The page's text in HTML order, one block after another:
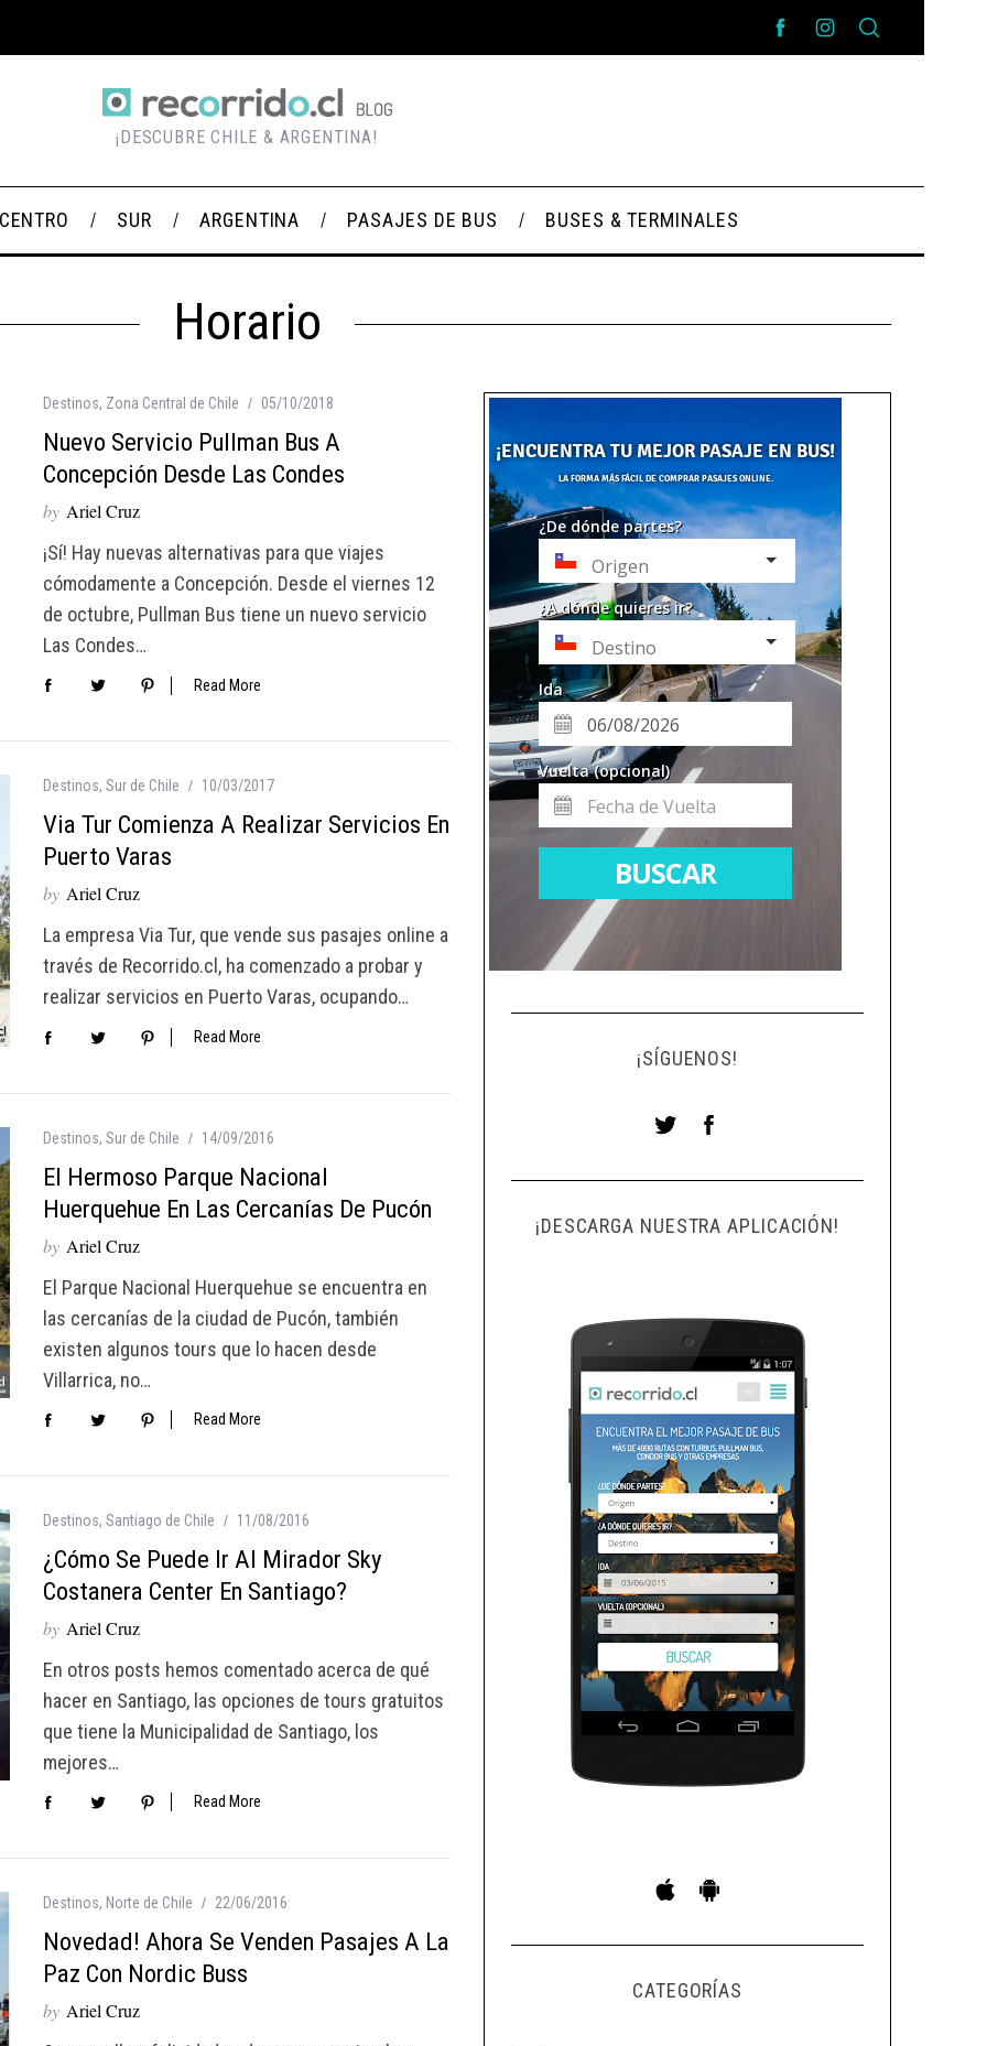
¡DESCUBRE CHILE & ARGENTINA!
SUR ARGENTINA PASAJES DE BUS BUSES & TERMINALES
Horario
Destinos, Zona Central de Chile 05/10/2018
Nuevo Servicio Pullman Bus A
Concepción Desde Las Condes
by Ariel Cruz
¡Sí! Hay nuevas alternativas para que viajes
cómodamente a Concepción. Desde el viernes 12
de octubre, Pullman Bus tiene un nuevo servicio
Las Condes…
Read More
Destinos, Sur de Chile 10/03/2017
Via Tur Comienza A Realizar Servicios En
Puerto Varas
by Ariel Cruz
La empresa Via Tur, que vende sus pasajes online a
través de Recorrido.cl, ha comenzado a probar y
realizar servicios en Puerto Varas, ocupando…
Read More
Destinos, Sur de Chile 14/09/2016
El Hermoso Parque Nacional
Huerquehue En Las Cercanías De Pucón
by Ariel Cruz
El Parque Nacional Huerquehue se encuentra en
las cercanías de la ciudad de Pucón, también
existen algunos tours que lo hacen desde
Villarrica, no…
Read More
Destinos, Santiago de Chile 11/08/2016
¿Cómo Se Puede Ir Al Mirador Sky
Costanera Center En Santiago?
by Ariel Cruz
En otros posts hemos comentado acerca de qué
hacer en Santiago, las opciones de tours gratuitos
que tiene la Municipalidad de Santiago, los
mejores…
Read More
Destinos, Norte de Chile 22/06/2016
Novedad! Ahora Se Venden Pasajes A La
Paz Con Nordic Buss
by Ariel Cruz
¡SÍGUENOS!
¡DESCARGA NUESTRA APLICACIÓN!
CATEGORÍAS